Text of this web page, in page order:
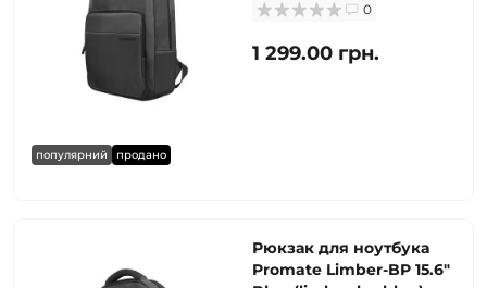
популярний продано
0
1 299.00 грн.
Рюкзак для ноутбука
Promate Limber-BP 15.6"